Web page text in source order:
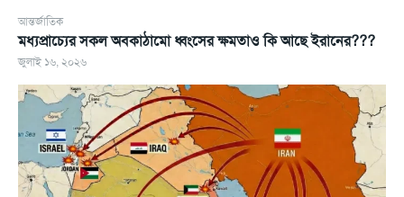
আন্তর্জাতিক
মধ্যপ্রাচ্যের সকল অবকাঠামো ধ্বংসের ক্ষমতাও কি আছে ইরানের???
জুলাই ১৬, ২০২৬